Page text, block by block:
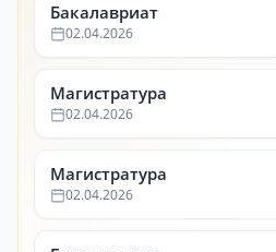
Бакалавриат
02.04.2026
Магистратура
02.04.2026
Магистратура
02.04.2026